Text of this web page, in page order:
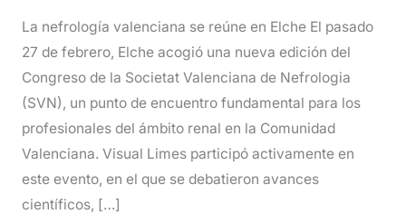
La nefrología valenciana se reúne en Elche El pasado
27 de febrero, Elche acogió una nueva edición del
Congreso de la Societat Valenciana de Nefrologia
(SVN), un punto de encuentro fundamental para los
profesionales del ámbito renal en la Comunidad
Valenciana. Visual Limes participó activamente en
este evento, en el que se debatieron avances
científicos, […]
Nefrologia
(SVN)
en
Elche